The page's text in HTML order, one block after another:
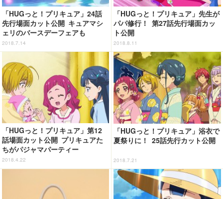
「HUGっと！プリキュア」24話
先行場面カット公開 キュアマシ
ェリのバースデーフェアも
2018.7.14
「HUGっと！プリキュア」先生が
パパ修行！ 第27話先行場面カッ
ト公開
2018.8.11
「HUGっと！プリキュア」第12
話場面カット公開 プリキュアた
ちがパジャマパーティー
2018.4.22
「HUGっと！プリキュア」浴衣で
夏祭りに！ 25話先行カット公開
2018.7.21